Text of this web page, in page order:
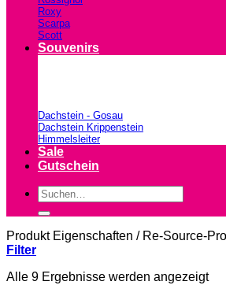
Roxy
Scarpa
Scott
Souvenirs
Dachstein - Gosau
Dachstein Krippenstein
Himmelsleiter
Sale
Gutschein
Suchen
nach:
Produkt Eigenschaften /Re-Source-
Filter
Alle 9 Ergebnisse werden angezeigt